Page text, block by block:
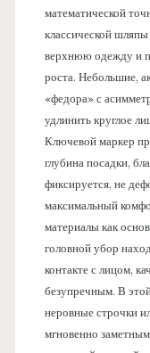
математической
классической
верхнюю одежду и
роста. Небольшие,
«федора» с
удлинить круглое
Ключевой маркер
глубина посадки,
фиксируется, не
максимальный
материалы как
головной убор
контакте с лицом,
безупречным. В
неровные строчки
мгновенно